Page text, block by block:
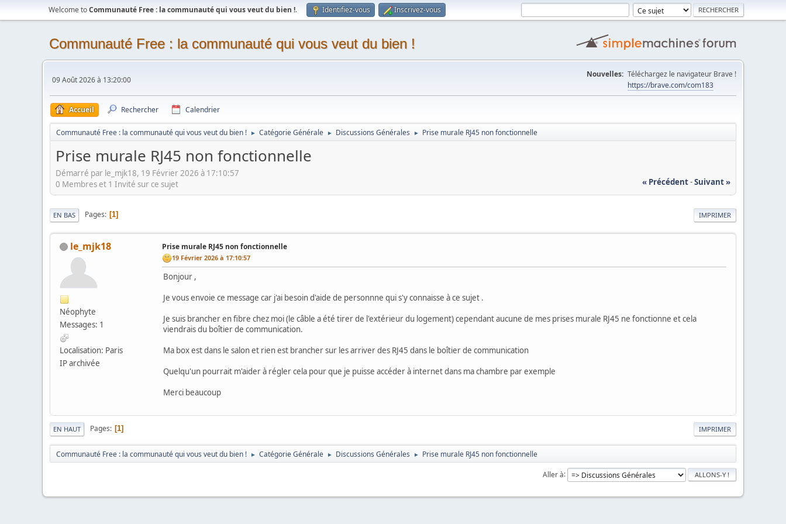
Welcome toCommunauté Free : la communauté qui vous veut du bien !. Identifiez-vous Inscrivez-vous
Communauté Free : la communauté qui vous veut du bien !
09 Août 2026 à 13:20:00
Nouvelles: Téléchargez le navigateur Brave !
https://brave.com/com183
Accueil Rechercher Calendrier
Communauté Free : la communauté qui vous veut du bien ! ► Catégorie Générale ► Discussions Générales ► Prise murale RJ45 non fonctionnelle
Prise murale RJ45 non fonctionnelle
Démarré par le_mjk18, 19 Février 2026 à 17:10:57
« Précédent-Suivant »
0 Membres et 1 Invité sur ce sujet
IMPRIMER
EN BAS Pages 1
le_mjk18
Néophyte
Messages: 1
Localisation: Paris
IP archivée
Prise murale RJ45 non fonctionnelle
19 Février 2026 à 17:10:57
Bonjour ,
Je vous envoie ce message car j'ai besoin d'aide de personnne qui s'y connaisse à ce sujet .
Je suis brancher en fibre chez moi (le câble a été tirer de l'extérieur du logement) cependant aucune de mes prises murale RJ45 ne fonctionne et cela
viendrais du boîtier de communication.
Ma box est dans le salon et rien est brancher sur les arriver des RJ45 dans le boîtier de communication
Quelqu'un pourrait m'aider à régler cela pour que je puisse accéder à internet dans ma chambre par exemple
Merci beaucoup
IMPRIMER
EN HAUT Pages 1
Communauté Free : la communauté qui vous veut du bien ! ► Catégorie Générale ► Discussions Générales ► Prise murale RJ45 non fonctionnelle
Aller à